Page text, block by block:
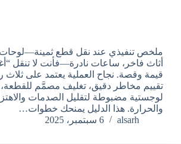
ملخص تنفيذي عند نقل قطع
أثاث فاخر، ساعات نادرة—فأنت لا تنقل
قيمة وقصة. نجاح العملية يعتمد على ثلاث
تقييم مخاطر دقيق، تغليف مصمَّم
لوجستية مضبوطة لتقليل الصدمات
والحرارة. هذا الدليل يمنحك خطوات…
alsarh
6 سبتمبر، 2025